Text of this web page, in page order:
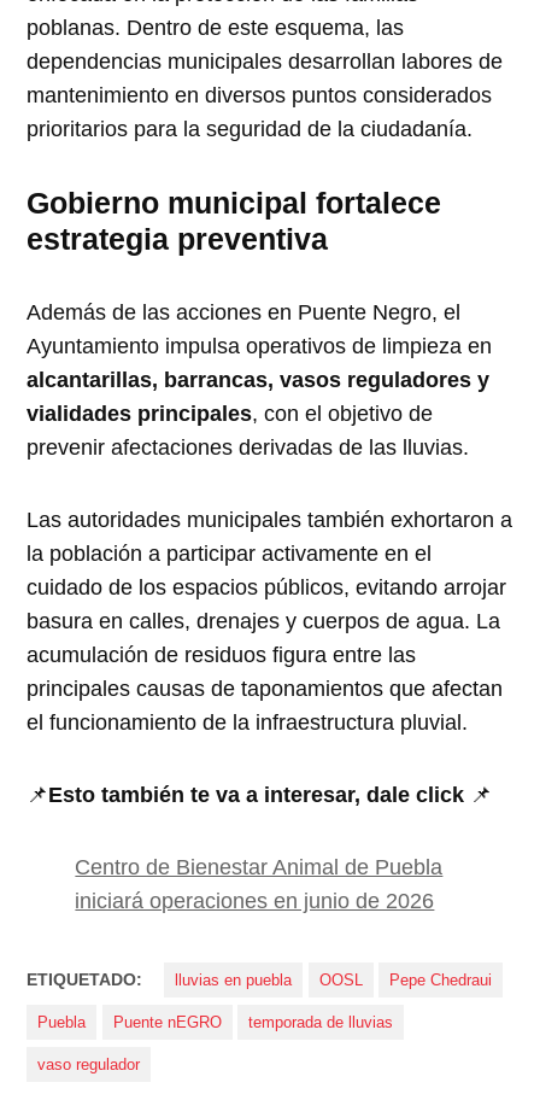
poblanas. Dentro de este esquema, las
dependencias municipales desarrollan labores de
mantenimiento en diversos puntos considerados
prioritarios para la seguridad de la ciudadanía.
Gobierno municipal fortalece
estrategia preventiva
Además de las acciones en Puente Negro, el
Ayuntamiento impulsa operativos de limpieza en
alcantarillas, barrancas, vasos reguladores y
vialidades principales, con el objetivo de
prevenir afectaciones derivadas de las lluvias.
Las autoridades municipales también exhortaron a
la población a participar activamente en el
cuidado de los espacios públicos, evitando arrojar
basura en calles, drenajes y cuerpos de agua. La
acumulación de residuos figura entre las
principales causas de taponamientos que afectan
el funcionamiento de la infraestructura pluvial.
📌Esto también te va a interesar, dale click 📌
Centro de Bienestar Animal de Puebla
iniciará operaciones en junio de 2026
ETIQUETADO: lluvias en puebla OOSL Pepe Chedraui
Puebla Puente nEGRO temporada de lluvias
vaso regulador